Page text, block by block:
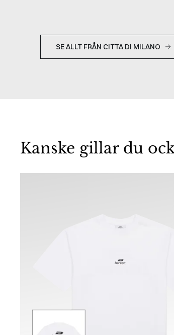
SE ALLT FRÅN CITTA DI MILANO
Kanske gillar du